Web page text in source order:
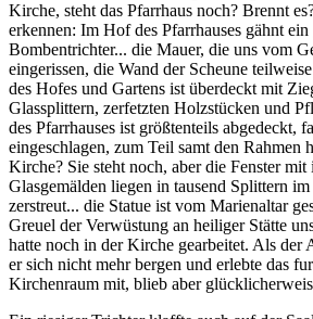
Kirche, steht das Pfarrhaus noch? Brennt
erkennen: Im Hof des Pfarrhauses gähnt ein
Bombentrichter... die Mauer, die uns vom
eingerissen, die Wand der Scheune
des Hofes und Gartens ist überdeckt mit
Glassplittern, zerfetzten Holzstücken und
des Pfarrhauses ist größtenteils abgedeckt,
eingeschlagen, zum Teil samt den Rahmen
Kirche? Sie steht noch, aber die Fenster
Glasgemälden liegen in tausend Splittern
zerstreut... die Statue ist vom Marienaltar
Greuel der Verwüstung an heiliger Stätte
hatte noch in der Kirche gearbeitet. Als der
er sich nicht mehr bergen und erlebte das
Kirchenraum mit, blieb aber